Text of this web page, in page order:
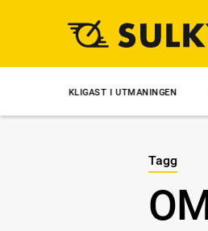
I UTMANINGEN 18:25 ”VI
Tagg